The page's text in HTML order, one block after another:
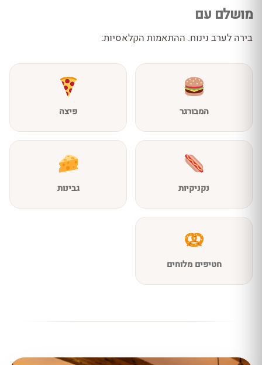
מושלם עם
בירה לערב נינוח. ההתאמות הקלאסיות:
המבורגר פיצה
נקניקיות גבינות
חטיפים מלוחים